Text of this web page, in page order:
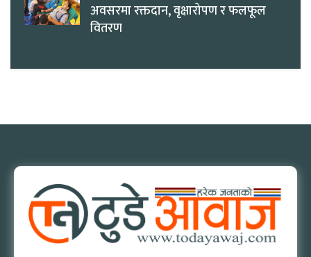
अवसरमा रक्तदान, वृक्षारोपण र फलफूल
वितरण